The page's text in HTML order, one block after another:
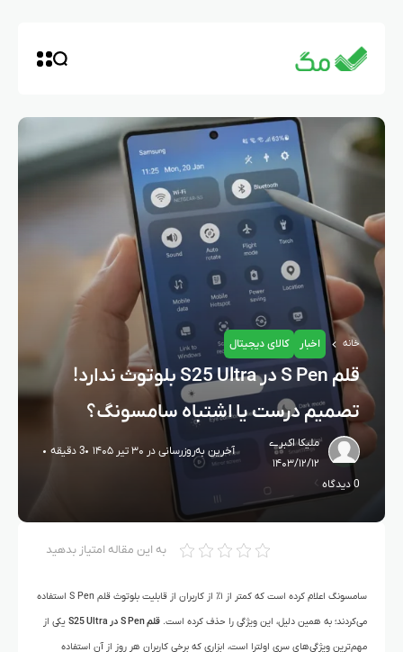
خانه اخبار کالای دیجیتال
قلم S Pen در S25 Ultra بلوتوث ندارد!
تصمیم درست یا اشتباه سامسونگ؟
ملیکا اکبرے
۱۴۰۳/۱۲/۱۲
آخرین به‌روزرسانی در ۳۰ تیر ۱۴۰۵ 3 دقیقه
0 دیدگاه
به این مقاله امتیاز بدهید
سامسونگ اعلام کرده است که کمتر از ۱٪ از کاربران از قابلیت بلوتوث قلم S Pen استفاده
می‌کردند؛ به همین دلیل، این ویژگی را حذف کرده است. قلم S Pen در S25 Ultra یکی از
مهم‌ترین ویژگی‌های سری اولترا است، ابزاری که برخی کاربران هر روز از آن استفاده